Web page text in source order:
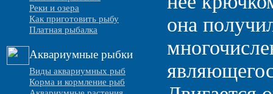
Реки и озера
Как приготовить рыбу
Платная рыбалка
Аквариумные рыбки
Виды аквариумных рыб
Корма и кормление рыб
она